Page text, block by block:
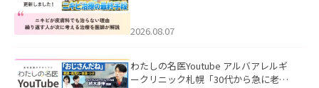
ました。
2026.08.07
わたしの名医Youtube アルバアレルギ
ークリニック札幌「30代から急に老け